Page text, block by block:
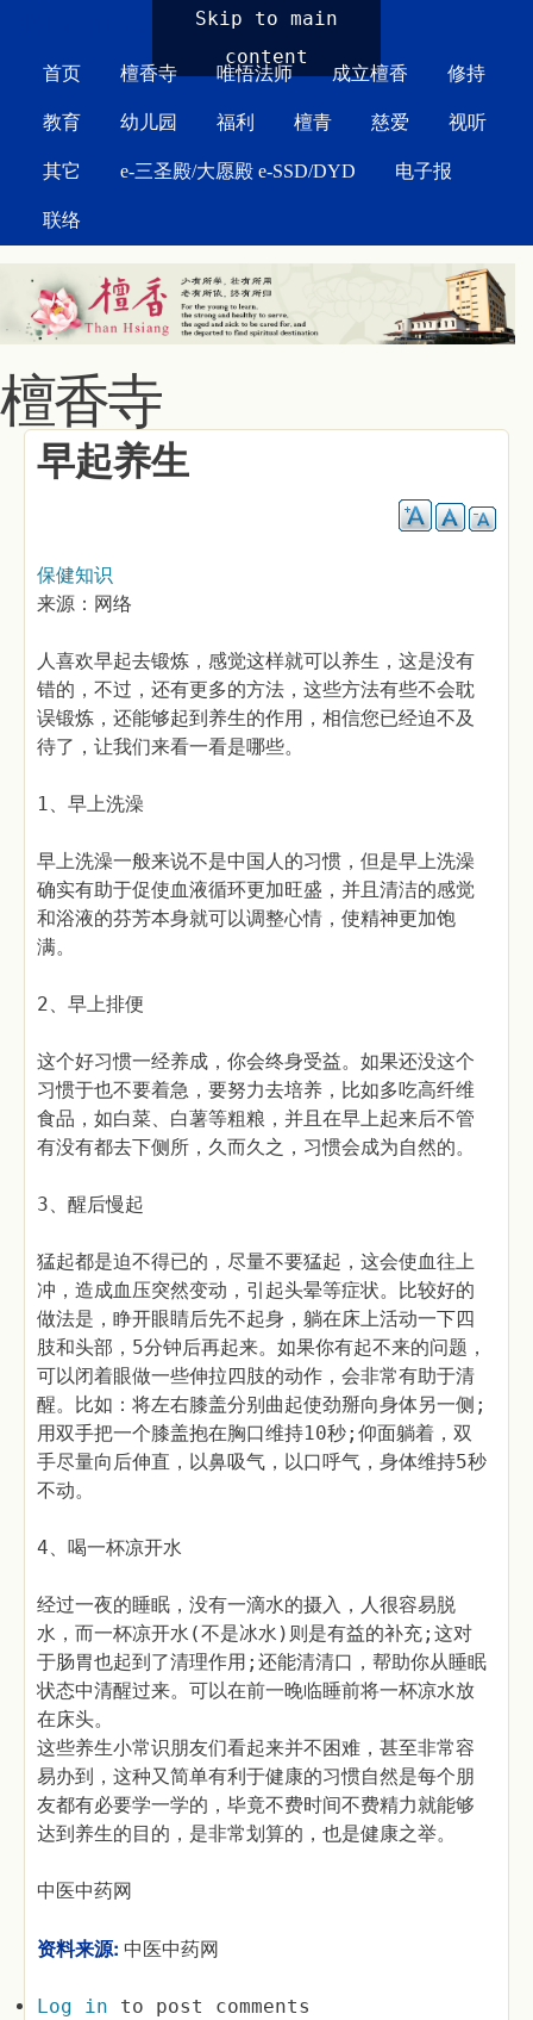
Skip to main
content
首页 檀香寺 唯悟法师 成立檀香 修持
教育 幼儿园 福利 檀青 慈爱 视听
其它 e-三圣殿/大愿殿 e-SSD/DYD 电子报
联络
檀香寺
早起养生
保健知识
来源：网络
人喜欢早起去锻炼，感觉这样就可以养生，这是没有
错的，不过，还有更多的方法，这些方法有些不会耽
误锻炼，还能够起到养生的作用，相信您已经迫不及
待了，让我们来看一看是哪些。
1、早上洗澡
早上洗澡一般来说不是中国人的习惯，但是早上洗澡
确实有助于促使血液循环更加旺盛，并且清洁的感觉
和浴液的芬芳本身就可以调整心情，使精神更加饱
满。
2、早上排便
这个好习惯一经养成，你会终身受益。如果还没这个
习惯于也不要着急，要努力去培养，比如多吃高纤维
食品，如白菜、白薯等粗粮，并且在早上起来后不管
有没有都去下侧所，久而久之，习惯会成为自然的。
3、醒后慢起
猛起都是迫不得已的，尽量不要猛起，这会使血往上
冲，造成血压突然变动，引起头晕等症状。比较好的
做法是，睁开眼睛后先不起身，躺在床上活动一下四
肢和头部，5分钟后再起来。如果你有起不来的问题，
可以闭着眼做一些伸拉四肢的动作，会非常有助于清
醒。比如：将左右膝盖分别曲起使劲掰向身体另一侧;
用双手把一个膝盖抱在胸口维持10秒;仰面躺着，双
手尽量向后伸直，以鼻吸气，以口呼气，身体维持5秒
不动。
4、喝一杯凉开水
经过一夜的睡眠，没有一滴水的摄入，人很容易脱
水，而一杯凉开水(不是冰水)则是有益的补充;这对
于肠胃也起到了清理作用;还能清清口，帮助你从睡眠
状态中清醒过来。可以在前一晚临睡前将一杯凉水放
在床头。
这些养生小常识朋友们看起来并不困难，甚至非常容
易办到，这种又简单有利于健康的习惯自然是每个朋
友都有必要学一学的，毕竟不费时间不费精力就能够
达到养生的目的，是非常划算的，也是健康之举。
中医中药网
资料来源: 中医中药网
Log in to post comments